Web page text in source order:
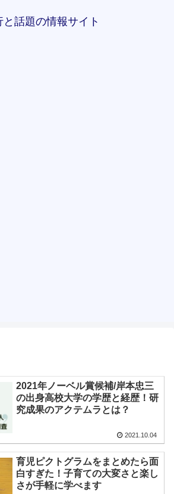
と話題の情報サイト
2021年ノーベル賞候補/岸本忠三
の出身高校大学の学歴と経歴！研
究成果のアクテムラとは？
2021.10.04
育児ピクトグラムをまとめたら面
白すぎた！子育ての大変さと楽し
さが手軽に学べます